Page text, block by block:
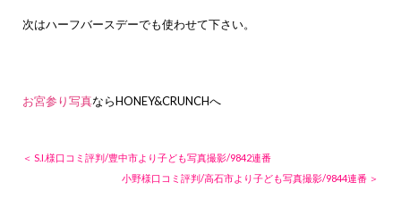
次はハーフバースデーでも使わせて下さい。
お宮参り写真ならHONEY&CRUNCHへ
＜ S.I.様口コミ評判/豊中市より子ども写真撮影/9842連番
小野様口コミ評判/高石市より子ども写真撮影/9844連番 ＞